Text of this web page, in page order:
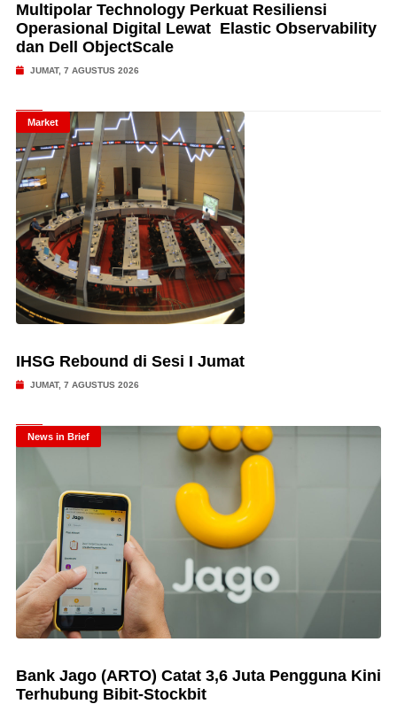
Multipolar Technology Perkuat Resiliensi
Operasional Digital Lewat Elastic Observability
dan Dell ObjectScale
JUMAT, 7 AGUSTUS 2026
Market
IHSG Rebound di Sesi I Jumat
JUMAT, 7 AGUSTUS 2026
News in Brief
Bank Jago (ARTO) Catat 3,6 Juta Pengguna Kini
Terhubung Bibit-Stockbit